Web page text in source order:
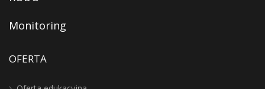
Monitoring
OFERTA